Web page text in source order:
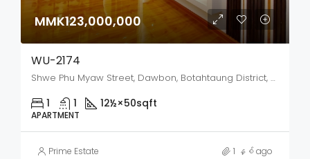
MMK123,000,000
WU-2174
Shwe Phu Myaw Street, Dawbon, Botahtaung District, Yangon City, Yangon, 11231, Myanmar
1 1 12½×50sqft
APARTMENT
Prime Estate 1 နှစ် ago